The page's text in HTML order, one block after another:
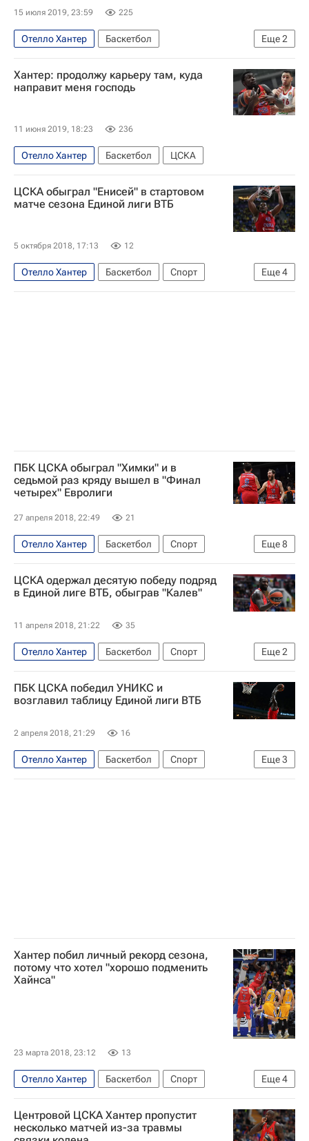
15 июля 2019, 23:59 225
Еще2
Отелло Хантер
Баскетбол
Маккаби (Тель-Авив)
ЦСКА
Хантер: продолжу карьеру там, куда
направит меня господь
11 июня 2019, 18:23 236
Отелло Хантер Баскетбол ЦСКА
ЦСКА обыграл "Енисей" в стартовом
матче сезона Единой лиги ВТБ
5 октября 2018, 17:13 12
Еще4
Отелло Хантер Баскетбол
Спорт
Единая лига ВТБ
Енисей
ЦСКА
ПБК ЦСКА обыграл "Химки" и в
седьмой раз кряду вышел в "Финал
четырех" Евролиги
27 апреля 2018, 22:49 21
Еще8
Отелло Хантер Баскетбол
Спорт
Четвертьфинальная серия плей-офф баскетбольной Евролиги между ЦСКА и "Химками"
Химки
ЦСКА
Серхио Родригес
Алексей Швед
Евролига
ЦСКА одержал десятую победу подряд
в Единой лиге ВТБ, обыграв "Калев"
11 апреля 2018, 21:22 35
Еще2
Отелло Хантер Баскетбол
Спорт
Единая лига ВТБ
ЦСКА
ПБК ЦСКА победил УНИКС и
возглавил таблицу Единой лиги ВТБ
2 апреля 2018, 21:29 16
Еще3
Отелло Хантер Баскетбол
Спорт
Единая лига ВТБ
ЦСКА УНИКС
Хантер побил личный рекорд сезона,
потому что хотел "хорошо подменить
Хайнса"
23 марта 2018, 23:12 13
Еще4
Отелло Хантер Баскетбол
Спорт
Химки
ЦСКА Кайл Хайнс Евролига
Центровой ЦСКА Хантер пропустит
несколько матчей из-за травмы